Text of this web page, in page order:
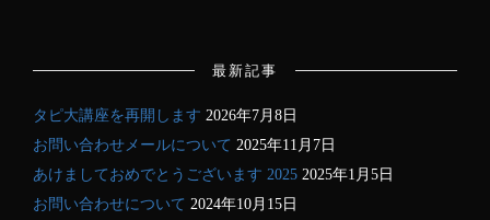
最新記事
タピ大講座を再開します 2026年7月8日
お問い合わせメールについて 2025年11月7日
あけましておめでとうございます 2025 2025年1月5日
お問い合わせについて 2024年10月15日